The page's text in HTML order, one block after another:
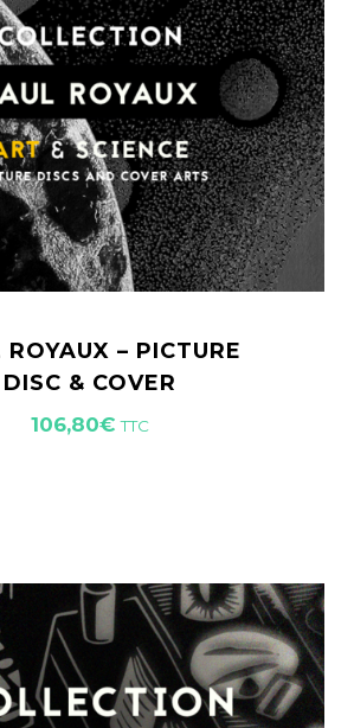
ROYAUX – PICTURE
DISC & COVER
106,80€ TTC